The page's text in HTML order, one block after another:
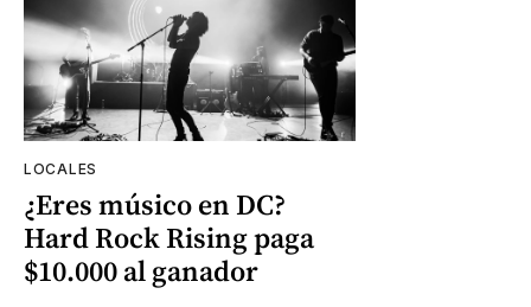
LOCALES
¿Eres músico en DC?
Hard Rock Rising paga
$10.000 al ganador